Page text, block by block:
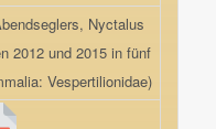
Nyctalus
2012 und 2015 in fünf
Vespertilionidae)